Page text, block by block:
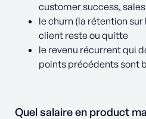
customer success,
le churn (la rétention
client reste ou quitte
le revenu récurrent qui
points précédents sont
Quel salaire en product